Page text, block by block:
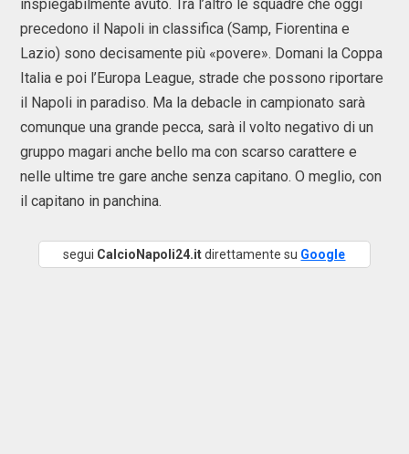
inspiegabilmente avuto. Tra l’altro le squadre che oggi
precedono il Napoli in classifica (Samp, Fiorentina e
Lazio) sono decisamente più «povere». Domani la Coppa
Italia e poi l’Europa League, strade che possono riportare
il Napoli in paradiso. Ma la debacle in campionato sarà
comunque una grande pecca, sarà il volto negativo di un
gruppo magari anche bello ma con scarso carattere e
nelle ultime tre gare anche senza capitano. O meglio, con
il capitano in panchina.
segui CalcioNapoli24.itdirettamente su Google